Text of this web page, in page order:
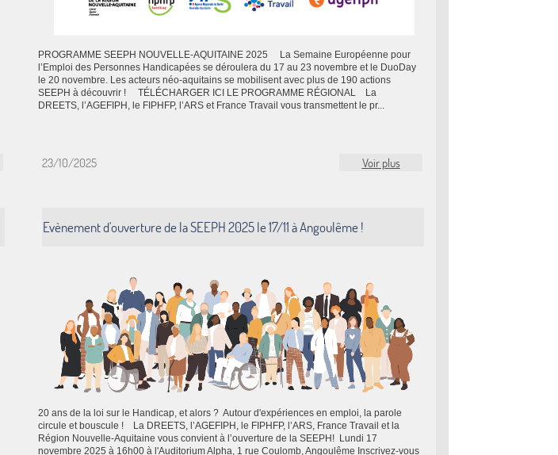
PROGRAMME SEEPH NOUVELLE-AQUITAINE 2025 La Semaine Européenne pour
l’Emploi des Personnes Handicapées se déroulera du 17 au 23 novembre et le DuoDay
le 20 novembre. Les acteurs néo-aquitains se mobilisent avec plus de 190 actions
SEEPH à découvrir ! TÉLÉCHARGER ICI LE PROGRAMME RÉGIONAL La
DREETS, l’AGEFIPH, le FIPHFP, l’ARS et France Travail vous transmettent le pr...
23/10/2025 Voir plus
Evènement d'ouverture de la SEEPH 2025 le 17/11 à Angoulême !
20 ans de la loi sur le Handicap, et alors ? Autour d'expériences en emploi, la parole
circule et bouscule ! La DREETS, l’AGEFIPH, le FIPHFP, l’ARS, France Travail et la
Région Nouvelle-Aquitaine vous convient à l’ouverture de la SEEPH! Lundi 17
novembre 2025 à 16h00 à l'Auditorium Alpha, 1 rue Coulomb, Angoulême Inscrivez-vous